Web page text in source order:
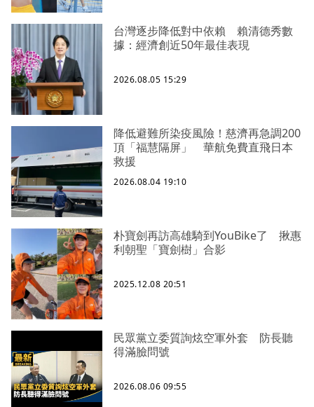
台灣逐步降低對中依賴 賴清德秀數
據：經濟創近50年最佳表現
2026.08.05 15:29
降低避難所染疫風險！慈濟再急調200
頂「福慧隔屏」 華航免費直飛日本
救援
2026.08.04 19:10
朴寶劍再訪高雄騎到YouBike了 揪惠
利朝聖「寶劍樹」合影
2025.12.08 20:51
民眾黨立委質詢炫空軍外套 防長聽
得滿臉問號
2026.08.06 09:55